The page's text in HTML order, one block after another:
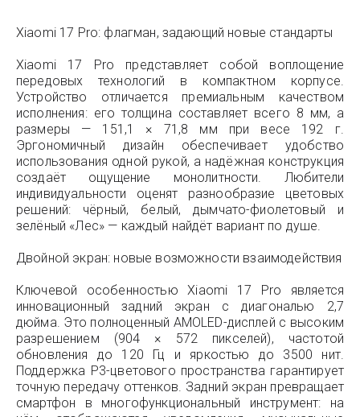
Xiaomi 17 Pro: флагман, задающий новые стандарты
Xiaomi 17 Pro представляет собой воплощение
передовых технологий в компактном корпусе.
Устройство отличается премиальным качеством
исполнения: его толщина составляет всего 8 мм, а
размеры — 151,1 × 71,8 мм при весе 192 г.
Эргономичный дизайн обеспечивает удобство
использования одной рукой, а надёжная конструкция
создаёт ощущение монолитности. Любители
индивидуальности оценят разнообразие цветовых
решений: чёрный, белый, дымчато-фиолетовый и
зелёный «Лес» — каждый найдёт вариант по душе.
Двойной экран: новые возможности взаимодействия
Ключевой особенностью Xiaomi 17 Pro является
инновационный задний экран с диагональю 2,7
дюйма. Это полноценный AMOLED-дисплей с высоким
разрешением (904 × 572 пикселей), частотой
обновления до 120 Гц и яркостью до 3500 нит.
Поддержка P3-цветового пространства гарантирует
точную передачу оттенков. Задний экран превращает
смартфон в многофункциональный инструмент: на